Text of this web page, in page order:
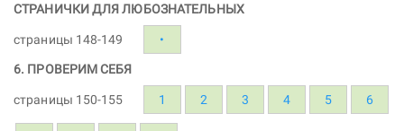
СТРАНИЧКИ ДЛЯ ЛЮБОЗНАТЕЛЬНЫХ
страницы 148-149 •
6. ПРОВЕРИМ СЕБЯ
страницы 150-155 1 2 3 4 5 6